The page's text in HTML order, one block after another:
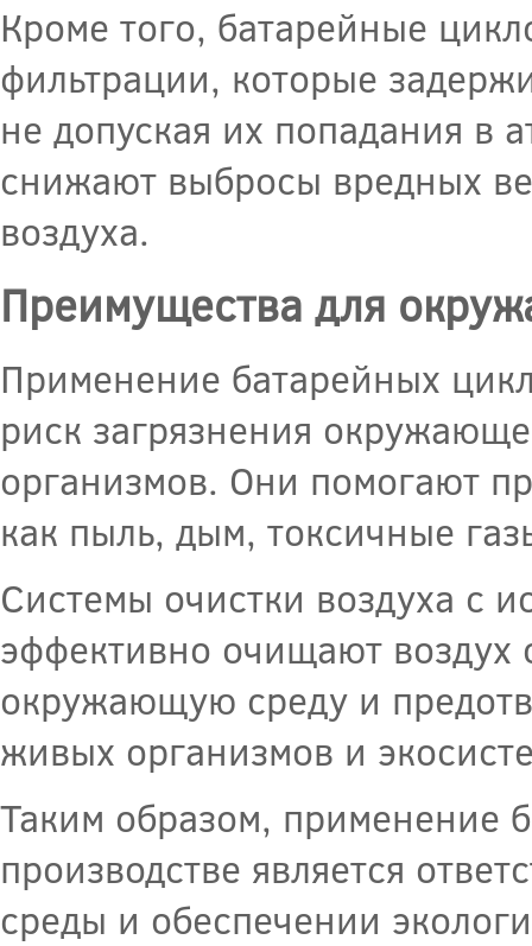
Кроме того, батарейные
фильтрации, которые
не допуская их попадания в
снижают выбросы вредных
воздуха.
Преимущества для
Применение батарейных
риск загрязнения
организмов. Они помогают
как пыль, дым, токсичные
Системы очистки воздуха с
эффективно очищают воздух
окружающую среду и
живых организмов и
Таким образом, применение
производстве является
среды и обеспечении